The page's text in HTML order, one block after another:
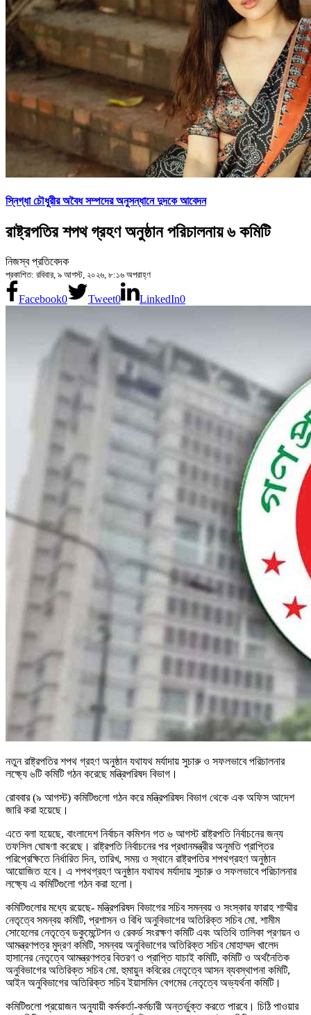
স্নিগ্ধা চৌধুরীর অবৈধ সম্পদের অনুসন্ধানে দুদকে আবেদন
রাষ্ট্রপতির শপথ গ্রহণ অনুষ্ঠান পরিচালনায় ৬ কমিটি
নিজস্ব প্রতিবেদক
প্রকাশিত: রবিবার, ৯ আগস্ট, ২০২৬, ৮:১৬ অপরাহ্ণ
Facebook0 Tweet0 LinkedIn0
নতুন রাষ্ট্রপতির শপথ গ্রহণ অনুষ্ঠান যথাযথ মর্যাদায় সুচারু ও সফলভাবে পরিচালনার
লক্ষ্যে ৬টি কমিটি গঠন করেছে মন্ত্রিপরিষদ বিভাগ।
রোববার (৯ আগস্ট) কমিটিগুলো গঠন করে মন্ত্রিপরিষদ বিভাগ থেকে এক অফিস আদেশ
জারি করা হয়েছে।
এতে বলা হয়েছে, বাংলাদেশ নির্বাচন কমিশন গত ৬ আগস্ট রাষ্ট্রপতি নির্বাচনের জন্য
তফসিল ঘোষণা করেছে। রাষ্ট্রপতি নির্বাচনের পর প্রধানমন্ত্রীর অনুমতি প্রাপ্তির
পরিপ্রেক্ষিতে নির্ধারিত দিন, তারিখ, সময় ও স্থানে রাষ্ট্রপতির শপথগ্রহণ অনুষ্ঠান
আয়োজিত হবে। এ শপথগ্রহণ অনুষ্ঠান যথাযথ মর্যাদায় সুচারু ও সফলভাবে পরিচালনার
লক্ষ্যে এ কমিটিগুলো গঠন করা হলো।
কমিটিগুলোর মধ্যে রয়েছে- মন্ত্রিপরিষদ বিভাগের সচিব সমন্বয় ও সংস্কার ফারাহ শাম্মীর
নেতৃত্বে সমন্বয় কমিটি, প্রশাসন ও বিধি অনুবিভাগের অতিরিক্ত সচিব মো. শামীম
সোহেলের নেতৃত্বে ডকুমেন্টেশন ও রেকর্ড সংরক্ষণ কমিটি এবং অতিথি তালিকা প্রণয়ন ও
আমন্ত্রণপত্র মুদ্রণ কমিটি, সমন্বয় অনুবিভাগের অতিরিক্ত সচিব মোহাম্মদ খালেদ
হাসানের নেতৃত্বে আমন্ত্রণপত্র বিতরণ ও প্রাপ্তি যাচাই কমিটি, কমিটি ও অর্থনৈতিক
অনুবিভাগের অতিরিক্ত সচিব মো. হুমায়ুন কবিরের নেতৃত্বে আসন ব্যবস্থাপনা কমিটি,
আইন অনুবিভাগের অতিরিক্ত সচিব ইয়াসমিন বেগমের নেতৃত্বে অভ্যর্থনা কমিটি।
কমিটিগুলো প্রয়োজন অনুযায়ী কর্মকর্তা-কর্মচারী অন্তর্ভুক্ত করতে পারবে। চিঠি পাওয়ার